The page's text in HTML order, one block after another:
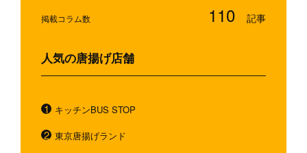
掲載コラム数 110
人気の唐揚げ店舗
キッチンBUS STOP
東京唐揚げランド